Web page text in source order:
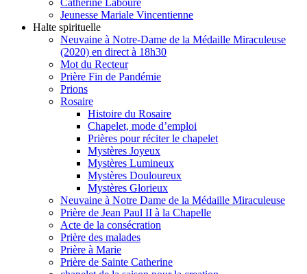
Jeunesse Mariale Vincentienne
Halte spirituelle
Neuvaine à Notre-Dame de la Médaille Miraculeuse
(2020) en direct à 18h30
Mot du Recteur
Prière Fin de Pandémie
Prions
Rosaire
Histoire du Rosaire
Chapelet, mode d’emploi
Prières pour réciter le chapelet
Mystères Joyeux
Mystères Lumineux
Mystères Douloureux
Mystères Glorieux
Neuvaine à Notre Dame de la Médaille Miraculeuse
Prière de Jean Paul II à la Chapelle
Acte de la consécration
Prière des malades
Prière à Marie
Prière de Sainte Catherine